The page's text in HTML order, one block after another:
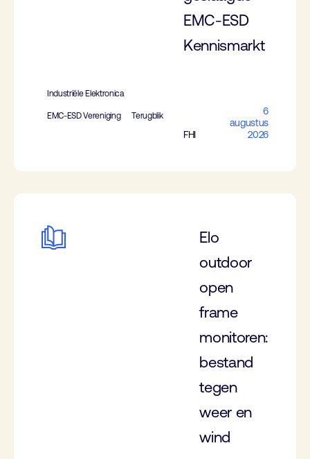
EMC-ESD
Kennismarkt
Industriële Elektronica
EMC-ESD Vereniging Terugblik
FHI
6
augustus
2026
Elo
outdoor
open
frame
monitoren:
bestand
tegen
weer en
wind